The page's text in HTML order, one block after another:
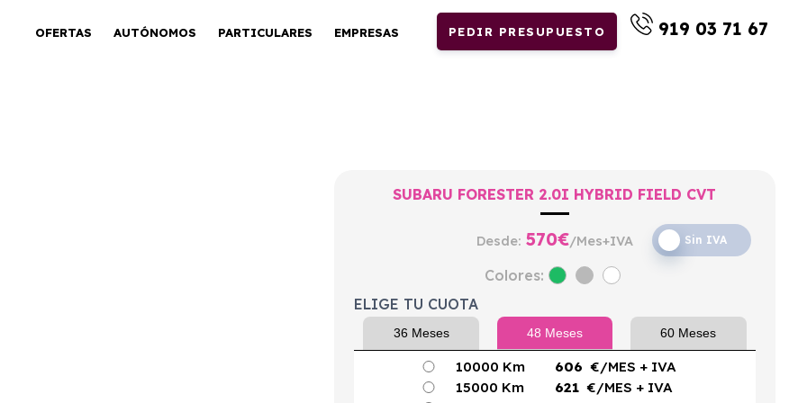
OFERTAS AUTÓNOMOS PARTICULARES EMPRESAS PEDIR PRESUPUESTO 919 03 71 67
SUBARU FORESTER 2.0I HYBRID FIELD CVT
Desde: 570€/Mes+IVA Sin IVA
Colores:
ELIGE TU CUOTA
36 Meses 48 Meses 60 Meses
10000 Km 606 €/MES + IVA
15000 Km
621 €/MES + IVA